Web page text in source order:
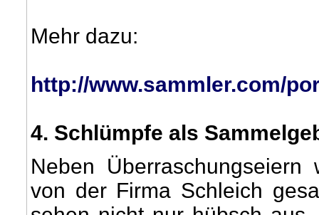
Mehr dazu:
http://www.sammler.com/
4. Schlümpfe als
Neben
von der Firma Schleich